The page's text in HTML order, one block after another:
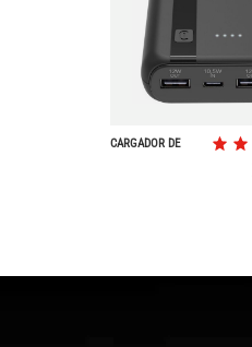
CARGADOR DE